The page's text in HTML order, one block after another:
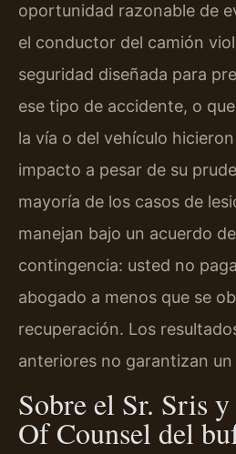
oportunidad razonable de
el conductor del camión
seguridad diseñada para
ese tipo de accidente, o
la vía o del vehículo
impacto a pesar de su
mayoría de los casos de
manejan bajo un acuerdo
contingencia: usted no
abogado a menos que se
recuperación. Los
anteriores no garantizan
Sobre el Sr. Sris
Of Counsel del